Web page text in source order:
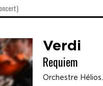
Verdi
Requiem
Orchestre Hélios.